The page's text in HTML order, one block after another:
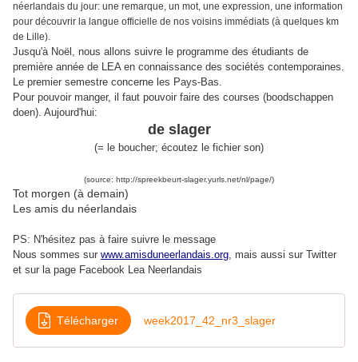
néerlandais du jour: une remarque, un mot, une expression, une information
pour découvrir la langue officielle de nos voisins immédiats (à quelques km
de Lille).
Jusqu'à Noël, nous allons suivre le programme des étudiants de
première année de LEA en connaissance des sociétés contemporaines.
Le premier semestre concerne les Pays-Bas.
Pour pouvoir manger, il faut pouvoir faire des courses (boodschappen
doen). Aujourd'hui:
de slager
(= le boucher; écoutez le fichier son)
(source: http://spreekbeurt-slager.yurls.net/nl/page/)
Tot morgen (à demain)
Les amis du néerlandais
PS: N'hésitez pas à faire suivre le message
Nous sommes sur www.amisduneerlandais.org, mais aussi sur Twitter
et sur la page Facebook Lea Neerlandais
Télécharger week2017_42_nr3_slager